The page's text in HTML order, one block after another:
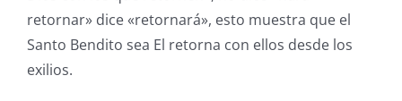
retornar» dice «retornará», esto muestra que el
Santo Bendito sea El retorna con ellos desde los
exilios.